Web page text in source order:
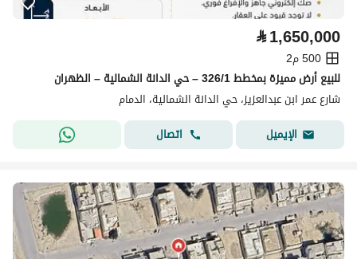
⃁1,650,000
500 م2
للبيع أرض مميزة بمخطط 326/1 – حي الدانة الشمالية – الظهران
شارع عمر ابن عبدالعزيز، حي الدانة الشمالية، الدمام
الإيميل
اتصال